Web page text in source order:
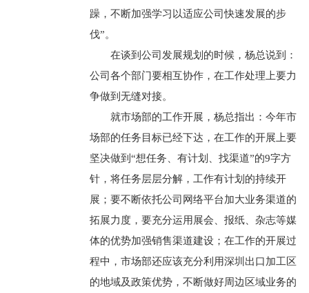
躁，不断加强学习以适应公司快速发展的步
伐”。
在谈到公司发展规划的时候，杨总说到：
公司各个部门要相互协作，在工作处理上要力
争做到无缝对接。
就市场部的工作开展，杨总指出：今年市
场部的任务目标已经下达，在工作的开展上要
坚决做到“想任务、有计划、找渠道”的9字方
针，将任务层层分解，工作有计划的持续开
展；要不断依托公司网络平台加大业务渠道的
拓展力度，要充分运用展会、报纸、杂志等媒
体的优势加强销售渠道建设；在工作的开展过
程中，市场部还应该充分利用深圳出口加工区
的地域及政策优势，不断做好周边区域业务的